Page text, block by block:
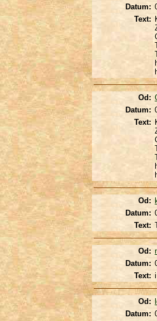
Datum:
Text:
Od:
Datum:
Text:
Od:
Datum:
Text:
Od:
Datum:
Text:
Od:
Datum: